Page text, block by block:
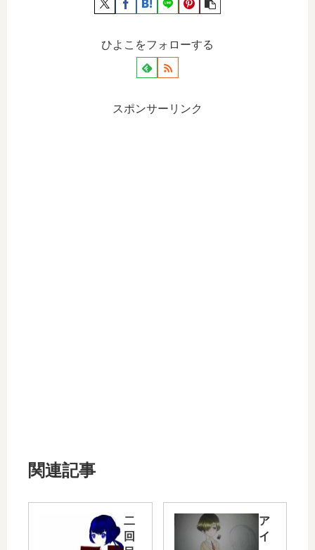
ひよこをフォローする
スポンサーリンク
関連記事
二
回
ア
イ